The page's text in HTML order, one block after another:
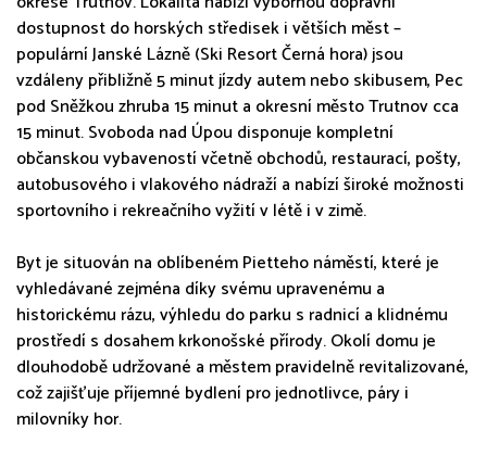
dostupnost do horských středisek i větších měst –
populární Janské Lázně (Ski Resort Černá hora) jsou
vzdáleny přibližně 5 minut jízdy autem nebo skibusem, Pec
pod Sněžkou zhruba 15 minut a okresní město Trutnov cca
15 minut. Svoboda nad Úpou disponuje kompletní
občanskou vybaveností včetně obchodů, restaurací, pošty,
autobusového i vlakového nádraží a nabízí široké možnosti
sportovního i rekreačního vyžití v létě i v zimě.
Byt je situován na oblíbeném Pietteho náměstí, které je
vyhledávané zejména díky svému upravenému a
historickému rázu, výhledu do parku s radnicí a klidnému
prostředí s dosahem krkonošské přírody. Okolí domu je
dlouhodobě udržované a městem pravidelně revitalizované,
což zajišťuje příjemné bydlení pro jednotlivce, páry i
milovníky hor.